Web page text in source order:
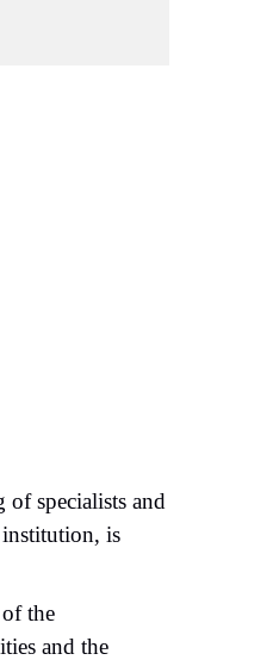
specialists and
is
the
and the